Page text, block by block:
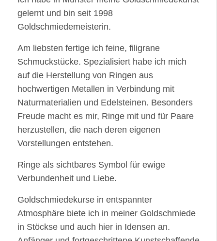
gelernt und bin seit 1998
Goldschmiedemeisterin.
Am liebsten fertige ich feine, filigrane
Schmuckstücke. Spezialisiert habe ich mich
auf die Herstellung von Ringen aus
hochwertigen Metallen in Verbindung mit
Naturmaterialien und Edelsteinen. Besonders
Freude macht es mir, Ringe mit und für Paare
herzustellen, die nach deren eigenen
Vorstellungen entstehen.
Ringe als sichtbares Symbol für ewige
Verbundenheit und Liebe.
Goldschmiedekurse in entspannter
Atmosphäre biete ich in meiner Goldschmiede
in Stöckse und auch hier in Idensen an.